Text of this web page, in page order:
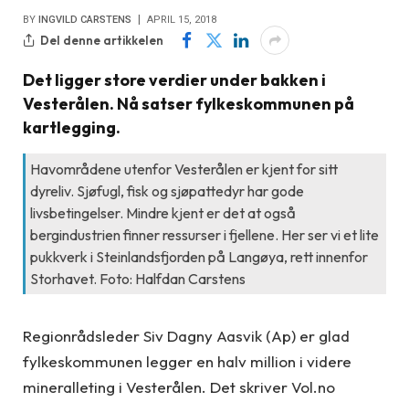
BY INGVILD CARSTENS APRIL 15, 2018
Del denne artikkelen
Det ligger store verdier under bakken i
Vesterålen. Nå satser fylkeskommunen på
kartlegging.
Havområdene utenfor Vesterålen er kjent for sitt
dyreliv. Sjøfugl, fisk og sjøpattedyr har gode
livsbetingelser. Mindre kjent er det at også
bergindustrien finner ressurser i fjellene. Her ser vi et lite
pukkverk i Steinlandsfjorden på Langøya, rett innenfor
Storhavet. Foto: Halfdan Carstens
Regionrådsleder Siv Dagny Aasvik (Ap) er glad
fylkeskommunen legger en halv million i videre
mineralleting i Vesterålen. Det skriver Vol.no